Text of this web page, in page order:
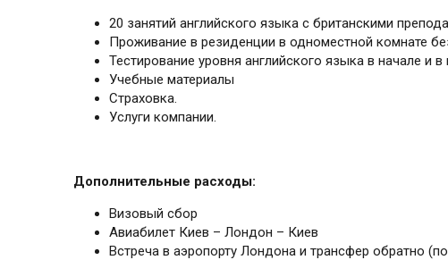
20 занятий английского языка c британскими
Проживание в резиденции в одноместной комнате
Тестирование уровня английского языка в начале и
Учебные материалы
Страховка.
Услуги компании.
Дополнительные расходы:
Визовый сбор
Авиабилет Киев – Лондон – Киев
Встреча в аэропорту Лондона и трансфер обратно